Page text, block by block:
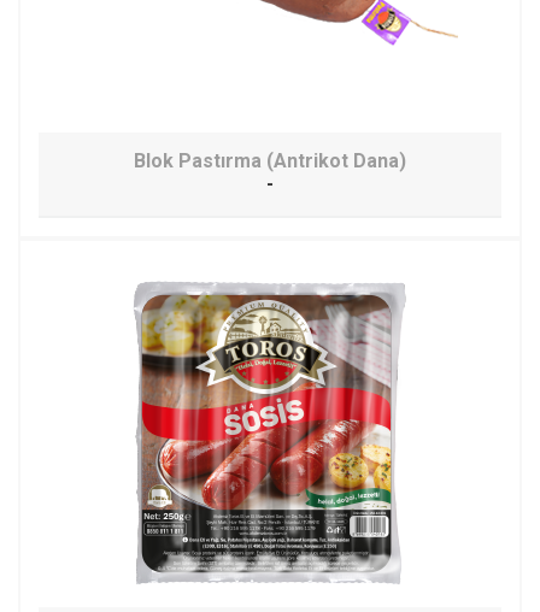
Blok Pastırma (Antrikot Dana)
-